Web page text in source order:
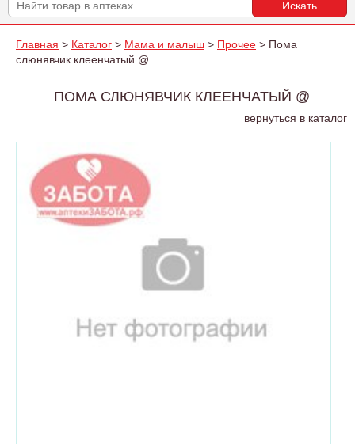
Главная > Каталог > Мама и малыш > Прочее > Пома
слюнявчик клеенчатый @
ПОМА СЛЮНЯВЧИК КЛЕЕНЧАТЫЙ @
вернуться в каталог